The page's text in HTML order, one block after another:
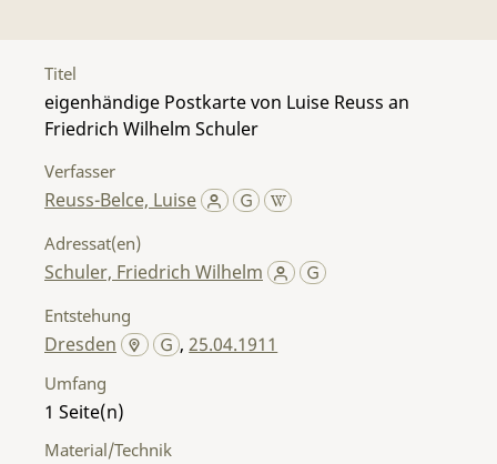
Titel
eigenhändige Postkarte von Luise Reuss an
Friedrich Wilhelm Schuler
Verfasser
Reuss-Belce, Luise
Adressat(en)
Schuler, Friedrich Wilhelm
Entstehung
Dresden ,25.04.1911
Umfang
1
Material/Technik